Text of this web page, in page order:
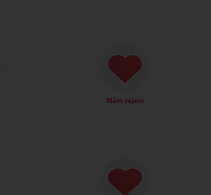
Mám zájem